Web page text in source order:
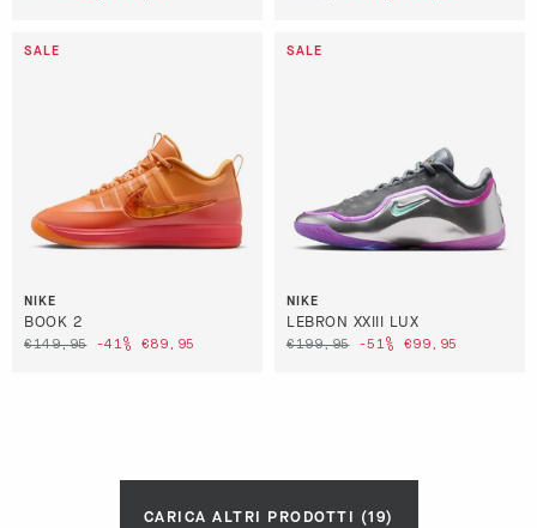
NIKE
BOOK 2
€149,95 -41% €89,95
NIKE
LEBRON XXIII LUX
€199,95 -51% €99,95
CARICA ALTRI PRODOTTI (19)